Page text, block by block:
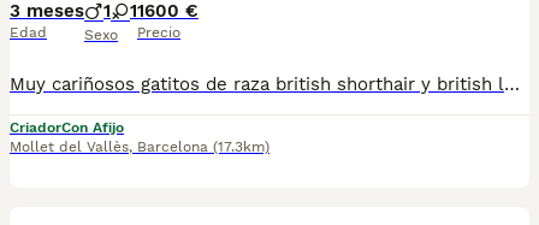
3 meses
Edad
1 1
Sexo
1600 €
Precio
Muy cariñosos gatitos de raza british shorthair y british longhair con el pedigree, vacunas, microchip, castracion. Regalamos transportin y pack de bienvenida. Mas información por telefono- 665563272
CriadorCon Afijo
Mollet del Vallès, Barcelona (17.3km)